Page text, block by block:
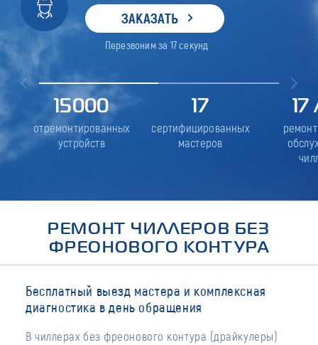
ЗАКАЗАТЬ
Перезвоним за 17секунд
15000
отремонтированных
устройств
17
сертифицированных
мастеров
17
РЕМОНТ ЧИЛЛЕРОВ БЕЗ
ФРЕОНОВОГО КОНТУРА
Бесплатный выезд мастера и комплексная
диагностика в день обращения
В чиллерах без фреонового контура (драйкулеры)